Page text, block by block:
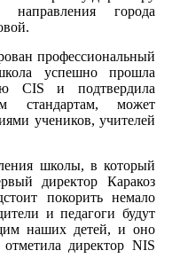
направления города
профессиональный
успешно прошла
CIS и подтвердила
стандартам, может
учеников, учителей
школы, в который
директор Каракоз
покорить немало
и педагоги будут
наших детей, и оно
директор NIS